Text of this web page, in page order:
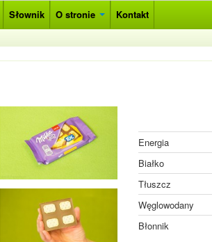
Słownik O stronie Kontakt
Energia
Białko
Tłuszcz
Węglowodany
Błonnik